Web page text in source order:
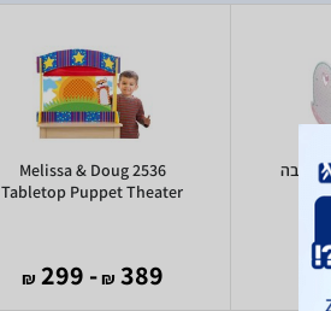
Melissa & Doug 2536
Tabletop Puppet Theater
389
₪
- 299
₪